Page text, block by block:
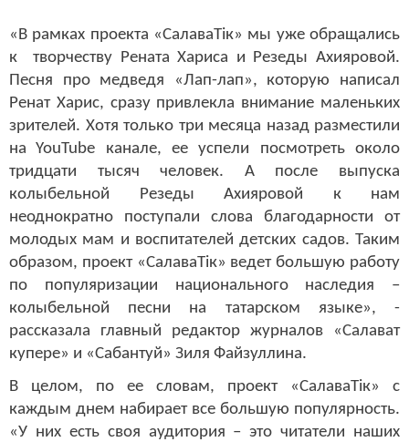
«В рамках проекта «СалаваТік» мы уже обращались
к творчеству Рената Хариса и Резеды Ахияровой.
Песня про медведя «Лап-лап», которую написал
Ренат Харис, сразу привлекла внимание маленьких
зрителей. Хотя только три месяца назад разместили
на YouTube канале, ее успели посмотреть около
тридцати тысяч человек. А после выпуска
колыбельной Резеды Ахияровой к нам
неоднократно поступали слова благодарности от
молодых мам и воспитателей детских садов. Таким
образом, проект «СалаваТік» ведет большую работу
по популяризации национального наследия –
колыбельной песни на татарском языке», -
рассказала главный редактор журналов «Салават
купере» и «Сабантуй» Зиля Файзуллина.
В целом, по ее словам, проект «СалаваТік» с
каждым днем набирает все большую популярность.
«У них есть своя аудитория – это читатели наших